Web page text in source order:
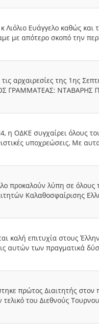
Ευάγγελο καθώς και
με απότερο σκοπό την
αρχαιρεσίες της 1ης
ΓΡΑΜΜΑΤΕΑΣ: ΝΤΑΒΑΡΗΣ
ΟΔΚΕ συγχαίρει όλους
υποχρεώσεις, Με
προκαλούν λύπη σε
Καλαθοσφαίρισης
επιτυχία στους
αυτών των πραγματικά
πρώτος Διαιτητής στον
του Διεθνούς